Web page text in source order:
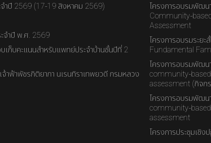
จำปี 2569 (17-19 สิงหาคม 2569)
จำปี พ.ศ. 2569
ก็บคะแนนสำหรับแพทย์ประจำบ้านชั้นปีที่ 2
าฟ้าพัชรกิติยาภา นเรนทิราเทพยวดี กรมหลวง
โครงการอบรมพัฒน
Community-
Assessment
โครงการอบรมระย
Fundamental
โครงการอบรมพัฒน
community-
assessment (กิจก
โครงการอบรมพัฒน
community-
assessment
โครงการประชุมเชิ